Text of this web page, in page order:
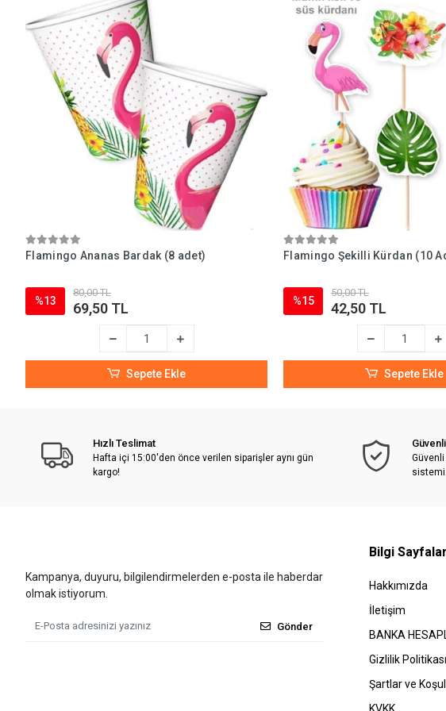
Flamingo Ananas Bardak (8 adet)
%13
80,00 TL
69,50 TL
Sepete Ekle
Flamingo Şekilli Kürdan (10
%15
50,00 TL
42,50 TL
Sepete Ekle
Hızlı Teslimat
Hafta içi 15:00'den önce verilen siparişler aynı gün
kargo!
sistemi.
Kampanya, duyuru, bilgilendirmelerden e-posta ile haberdar
olmak istiyorum.
Gönder
Bilgi
Hakkımızda
İletişim
BANKA
Gizlilik Politikası
Şartlar ve